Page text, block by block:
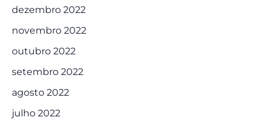
dezembro 2022
novembro 2022
outubro 2022
setembro 2022
agosto 2022
julho 2022